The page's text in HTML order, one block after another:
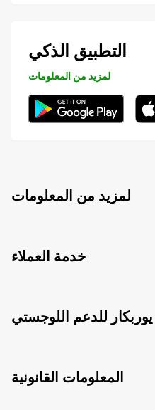
التطبيق الذكي
لمزيد من المعلومات
لمزيد من المعلومات
خدمة العملاء
للدعم اللوجستي
المعلومات القانونية